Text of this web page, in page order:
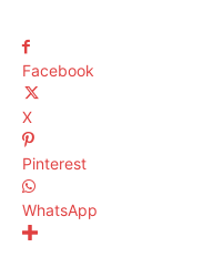
Facebook
X
Pinterest
WhatsApp